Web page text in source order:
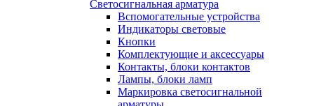
Светосигнальная арматура
Вспомогательные устройства
Индикаторы световые
Кнопки
Комплектующие и аксессуары
Контакты, блоки контактов
Лампы, блоки ламп
Маркировка светосигнальной